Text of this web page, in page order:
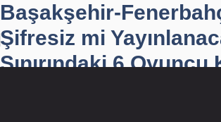
Başakşehir-
Şifresiz mi
Sınırındaki 6 Oyuncu